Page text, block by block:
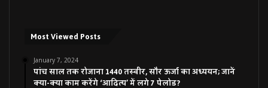
Most Viewed Posts
January 7, 2024
पांच साल तक रोजाना 1440 तस्वीर, सौर ऊर्जा का अध्ययन; जानें
क्या-क्या काम करेंगे ‘आदित्य’ में लगे 7 पेलोड?